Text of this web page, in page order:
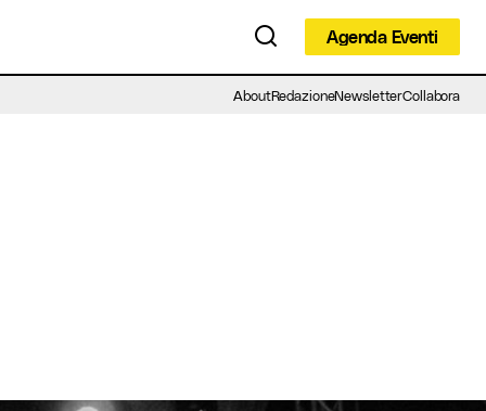
Agenda Eventi
Agenda Eventi
AboutRedazioneNewsletterCollabora